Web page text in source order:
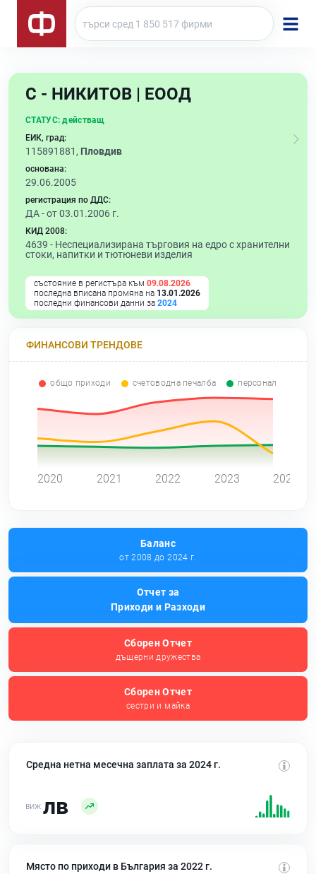
С - НИКИТОВ | ЕООД
СТАТУС: действащ
ЕИК, град:
115891881, Пловдив
основана:
29.06.2005
регистрация по ДДС:
ДА - от 03.01.2006 г.
КИД 2008:
4639 - Неспециализирана търговия на едро с хранителни
стоки, напитки и тютюневи изделия
състояние в регистъра към 09.08.2026
последна вписана промяна на 13.01.2026
последни финансови данни за 2024
ФИНАНСОВИ ТРЕНДОВЕ
общо приходи счетоводна печалба персонал
2020 2021 2022 2023 2024
Баланс
от 2008 до 2024 г.
Отчет за
Приходи и Разходи
Сборен Отчет
дъщерни дружества
Сборен Отчет
сестри и майка
Средна нетна месечна заплата за 2024 г.
лв
Място по приходи в България за 2022 г.